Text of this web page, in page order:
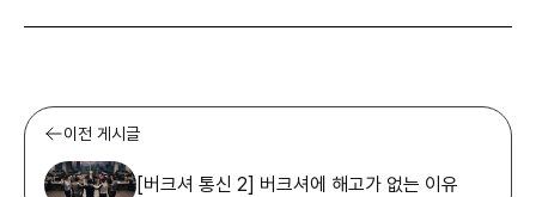
이전 게시글
[버크셔 통신 2] 버크셔에 해고가 없는 이유